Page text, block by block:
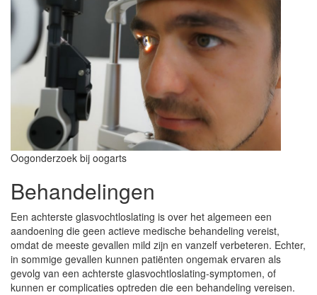
Oogonderzoek bij oogarts
Behandelingen
Een achterste glasvochtloslating is over het algemeen een
aandoening die geen actieve medische behandeling vereist,
omdat de meeste gevallen mild zijn en vanzelf verbeteren. Echter,
in sommige gevallen kunnen patiënten ongemak ervaren als
gevolg van een achterste glasvochtloslating-symptomen, of
kunnen er complicaties optreden die een behandeling vereisen.